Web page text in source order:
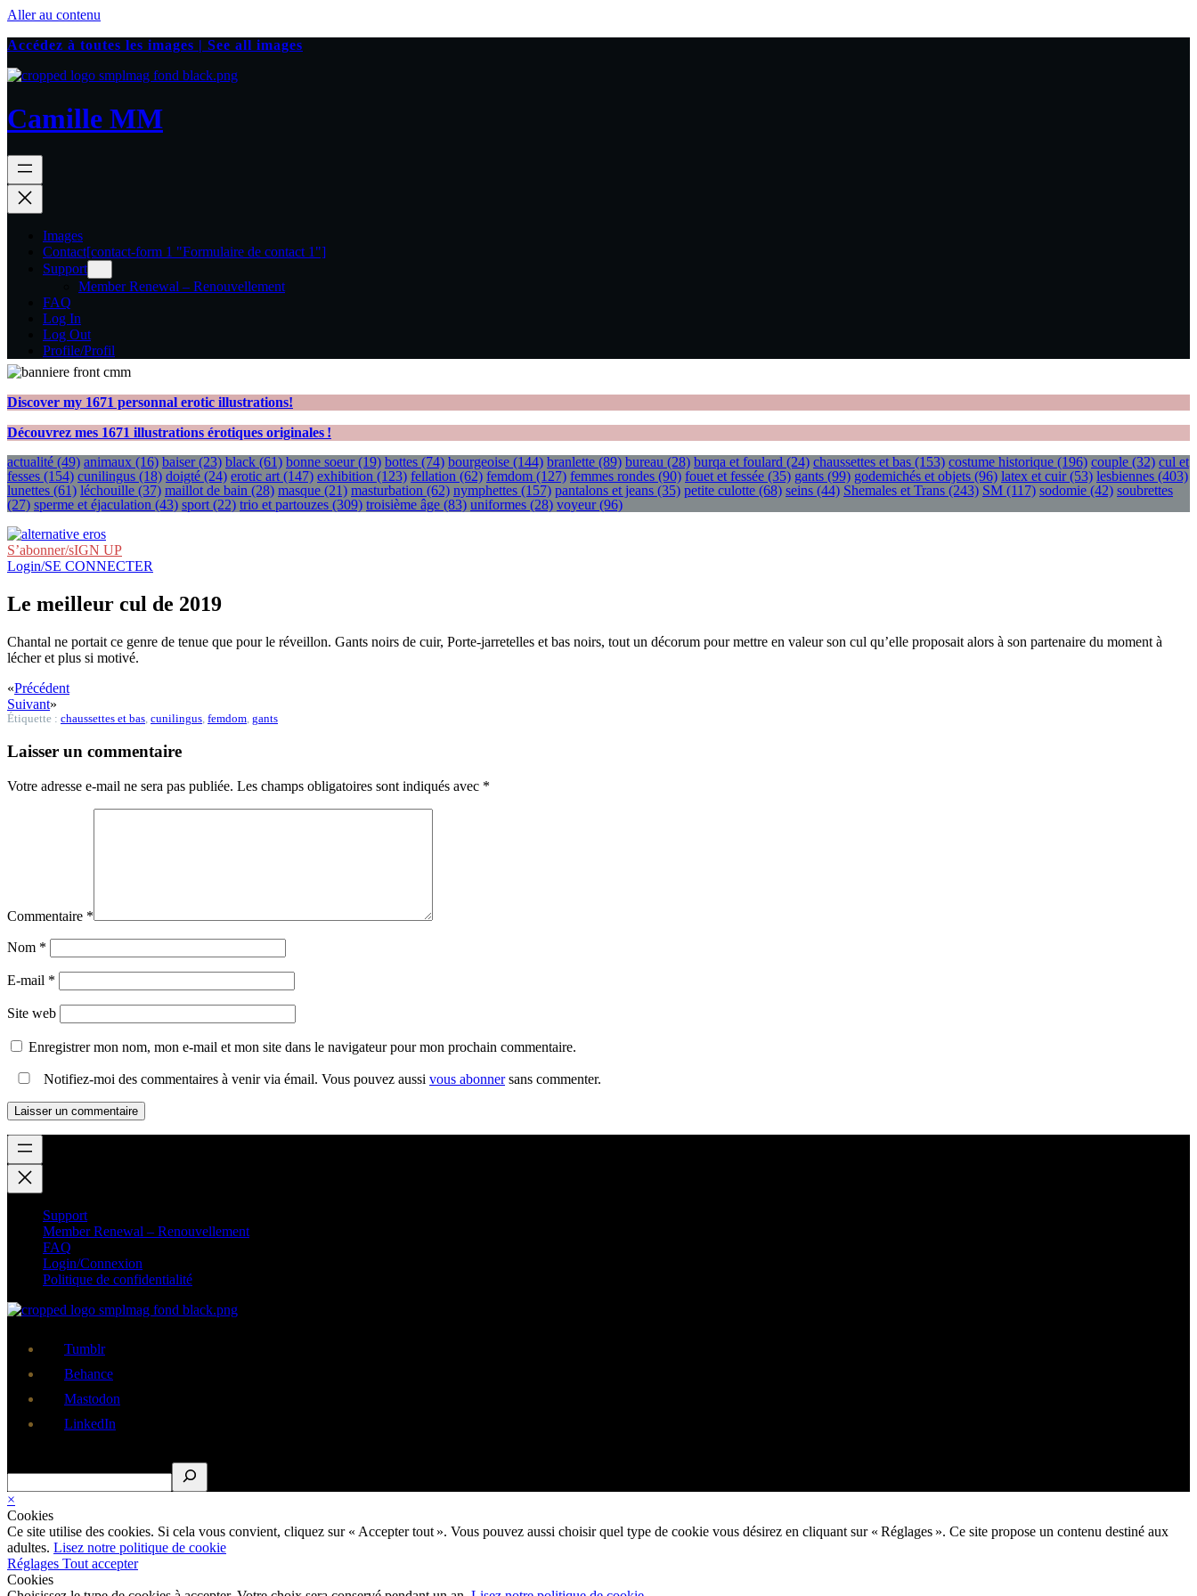
Aller au contenu
Accédez à toutes les images | See all images
Camille MM
Images
Contact[contact-form 1 "Formulaire de contact 1"]
Support
Member Renewal – Renouvellement
FAQ
Log In
Log Out
Profile/Profil
Discover my 1671 personnal erotic illustrations!
Découvrez mes 1671 illustrations érotiques originales !
actualité (49) animaux (16) baiser(23) black (61) bonne soeur(19) bottes (74) bourgeoise (144) branlette (89) bureau (28) burqa et foulard (24) chaussettes et bas (153) costume historique (196) couple (32) cul et
fesses (154) cunilingus (18) doigté (24) erotic art (147) exhibition (123) fellation (62) femdom (127) femmes rondes (90) fouet et fessée (35) gants (99) godemichés et objets (96) latex et cuir(53) lesbiennes (403)
lunettes (61) léchouille (37) maillot de bain (28) masque (21) masturbation (62) nymphettes (157) pantalons et jeans (35) petite culotte (68) seins (44) Shemales et Trans (243) SM (117) sodomie (42) soubrettes
(27) sperme et éjaculation (43) sport (22) trio et partouzes (309) troisième âge (83) uniformes (28) voyeur(96)
S’abonner/sIGN UP
Login/SE CONNECTER
Le meilleur cul de 2019
Chantal ne portait ce genre de tenue que pour le réveillon. Gants noirs de cuir, Porte-jarretelles et bas noirs, tout un décorum pour mettre en valeur son cul qu’elle proposait alors à son partenaire du moment à
lécher et plus si motivé.
«Précédent
Suivant»
Étiquette : chaussettes et bas cunilingus femdom gants
Laisser un commentaire
Votre adresse e-mail ne sera pas publiée. Les champs obligatoires sont indiqués avec *
Commentaire *
Nom *
E-mail *
Site web
Enregistrer mon nom, mon e-mail et mon site dans le navigateur pour mon prochain commentaire.
Notifiez-moi des commentaires à venir via émail. Vous pouvez aussi vous abonnersans commenter.
Support
Member Renewal – Renouvellement
FAQ
Login/Connexion
Politique de confidentialité
Tumblr
Behance
Mastodon
LinkedIn
×
Cookies
Ce site utilise des cookies. Si cela vous convient, cliquez sur « Accepter tout ». Vous pouvez aussi choisir quel type de cookie vous désirez en cliquant sur « Réglages ». Ce site propose un contenu destiné aux
adultes. Lisez notre politique de cookie
Réglages Tout accepter
Cookies